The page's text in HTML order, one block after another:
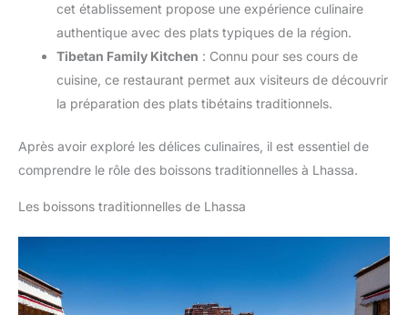
cet établissement propose une expérience culinaire
authentique avec des plats typiques de la région.
Tibetan Family Kitchen : Connu pour ses cours de
cuisine, ce restaurant permet aux visiteurs de découvrir
la préparation des plats tibétains traditionnels.
Après avoir exploré les délices culinaires, il est essentiel de
comprendre le rôle des boissons traditionnelles à Lhassa.
Les boissons traditionnelles de Lhassa